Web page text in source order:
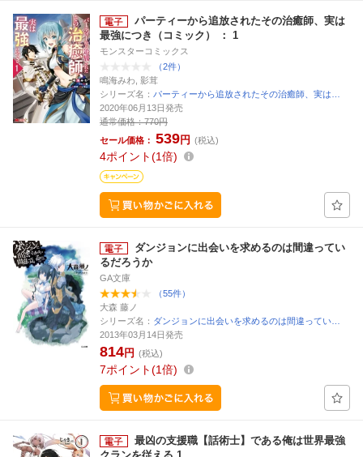
パーティーから追放されたその治癒師、実は
最強につき（コミック） ： 1
モンスターコミックス
（2件）
鳴海みわ, 影茸
シリーズ名： パーティーから追放されたその治癒師、実は…
2020年06月13日発売
通常価格：770円
セール価格： 539円 (税込)
4ポイント 1倍
ダンジョンに出会いを求めるのは間違ってい
るだろうか
GA文庫
（55件）
大森 藤ノ
シリーズ名： ダンジョンに出会いを求めるのは間違ってい…
2013年03月14日発売
814円 (税込)
7ポイント 1倍
最凶の支援職【話術士】である俺は世界最強